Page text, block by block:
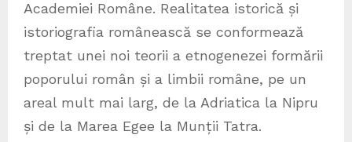
Academiei Române. Realitatea istorică și
istoriografia românească se conformează
treptat unei noi teorii a etnogenezei formării
poporului român și a limbii române, pe un
areal mult mai larg, de la Adriatica la Nipru
și de la Marea Egee la Munții Tatra.